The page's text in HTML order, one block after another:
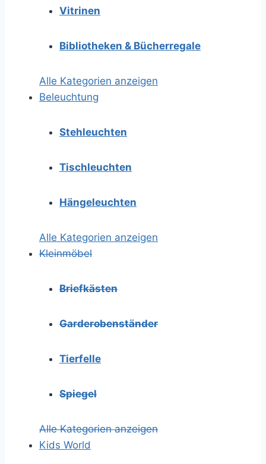
Vitrinen
Bibliotheken & Bücherregale
Alle Kategorien anzeigen
Beleuchtung
Stehleuchten
Tischleuchten
Hängeleuchten
Alle Kategorien anzeigen
Kleinmöbel
Briefkästen
Garderobenständer
Tierfelle
Spiegel
Alle Kategorien anzeigen
Kids World